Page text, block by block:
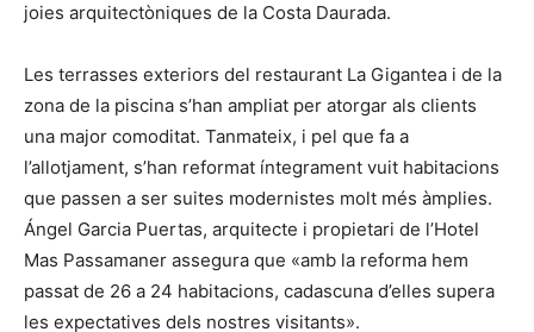
joies arquitectòniques de la Costa Daurada.
Les terrasses exteriors del restaurant La Gigantea i de la
zona de la piscina s’han ampliat per atorgar als clients
una major comoditat. Tanmateix, i pel que fa a
l’allotjament, s’han reformat íntegrament vuit habitacions
que passen a ser suites modernistes molt més àmplies.
Ángel Garcia Puertas, arquitecte i propietari de l’Hotel
Mas Passamaner assegura que «amb la reforma hem
passat de 26 a 24 habitacions, cadascuna d’elles supera
les expectatives dels nostres visitants».